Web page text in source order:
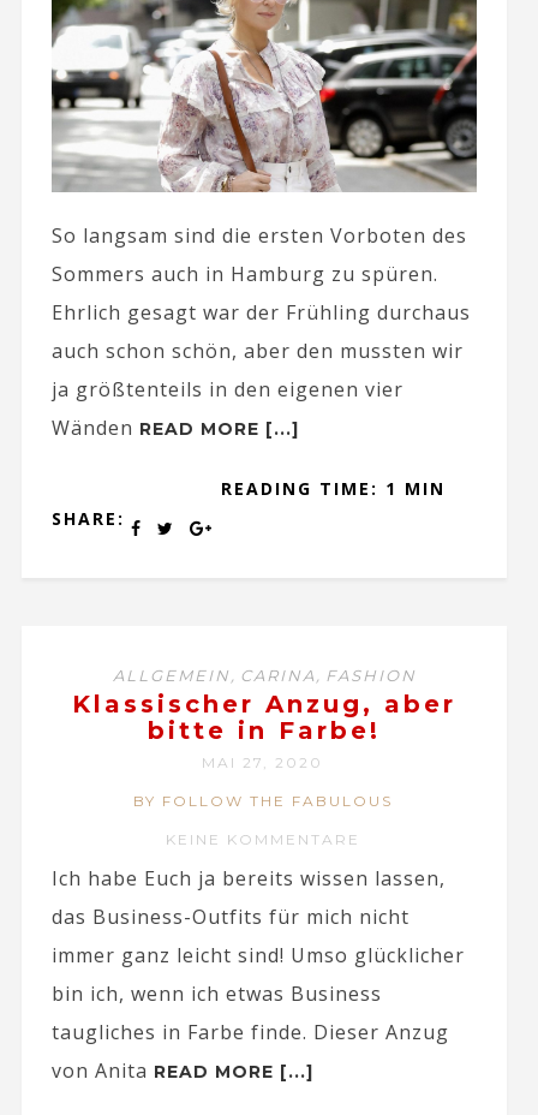
So langsam sind die ersten Vorboten des
Sommers auch in Hamburg zu spüren.
Ehrlich gesagt war der Frühling durchaus
auch schon schön, aber den mussten wir
ja größtenteils in den eigenen vier
Wänden READ MORE [...]
SHARE:
READING TIME: 1 MIN
ALLGEMEIN CARINA FASHION
Klassischer Anzug, aber
bitte in Farbe!
MAI 27, 2020
BY FOLLOW THE FABULOUS
KEINE KOMMENTARE
Ich habe Euch ja bereits wissen lassen,
das Business-Outfits für mich nicht
immer ganz leicht sind! Umso glücklicher
bin ich, wenn ich etwas Business
taugliches in Farbe finde. Dieser Anzug
von Anita READ MORE [...]